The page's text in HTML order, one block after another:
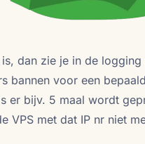
dan zie je in de
bannen voor een
er bijv. 5 maal wordt
VPS met dat IP nr niet